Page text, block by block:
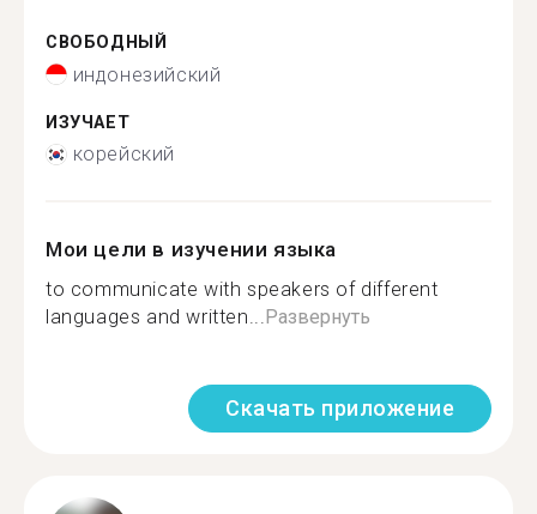
СВОБОДНЫЙ
индонезийский
ИЗУЧАЕТ
корейский
Мои цели в изучении языка
to communicate with speakers of different
languages and written...Развернуть
Скачать приложение